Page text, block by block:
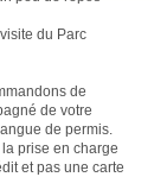
du Parc
de
de votre
de permis.
prise en charge
et pas une carte